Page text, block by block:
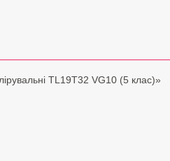
TL19T32 VG10 (5 клас)»